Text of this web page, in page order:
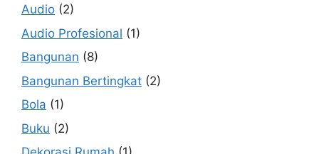
Audio (2)
Audio Profesional (1)
Bangunan (8)
Bangunan Bertingkat (2)
Bola (1)
Buku (2)